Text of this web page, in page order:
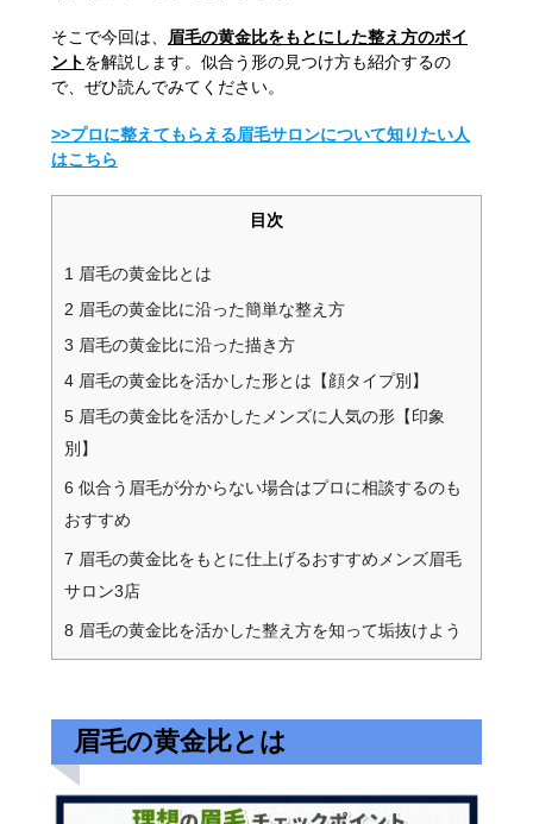
そこで今回は、
眉毛の黄金比をもとにした整え方のポイ
ントを解説します。似合う形の見つけ方も紹介するの
で、ぜひ読んでみてください。
>>プロに整えてもらえる眉毛サロンについて知りたい人
はこちら
目次
1 眉毛の黄金比とは
2 眉毛の黄金比に沿った簡単な整え方
3 眉毛の黄金比に沿った描き方
4 眉毛の黄金比を活かした形とは【顔タイプ別】
5 眉毛の黄金比を活かしたメンズに人気の形【印象
別】
6 似合う眉毛が分からない場合はプロに相談するのも
おすすめ
7 眉毛の黄金比をもとに仕上げるおすすめメンズ眉毛
サロン3店
8 眉毛の黄金比を活かした整え方を知って垢抜けよう
眉毛の黄金比とは